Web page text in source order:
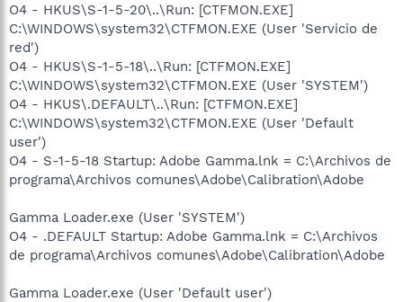
O4 - HKUS\S-1-5-20\..\Run: [CTFMON.EXE]
C:\WINDOWS\system32\CTFMON.EXE (User 'Servicio de
red')
O4 - HKUS\S-1-5-18\..\Run: [CTFMON.EXE]
C:\WINDOWS\system32\CTFMON.EXE (User 'SYSTEM')
O4 - HKUS\.DEFAULT\..\Run: [CTFMON.EXE]
C:\WINDOWS\system32\CTFMON.EXE (User 'Default
user')
O4 - S-1-5-18 Startup: Adobe Gamma.lnk = C:\Archivos de
programa\Archivos comunes\Adobe\Calibration\Adobe
Gamma Loader.exe (User 'SYSTEM')
O4 - .DEFAULT Startup: Adobe Gamma.lnk = C:\Archivos
de programa\Archivos comunes\Adobe\Calibration\Adobe
Gamma Loader.exe (User 'Default user')